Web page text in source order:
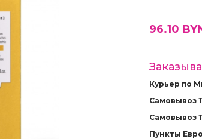
96.10
Курьер по
Самовывоз
Самовывоз
Пункты